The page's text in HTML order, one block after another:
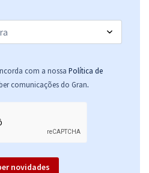
com a nossa Política de
comunicações do Gran.
novidades